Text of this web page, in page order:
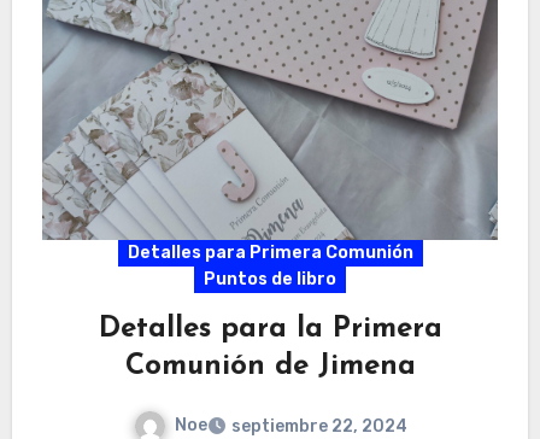
Detalles para Primera Comunión
Puntos de libro
Detalles para la Primera
Comunión de Jimena
Noe
septiembre 22, 2024